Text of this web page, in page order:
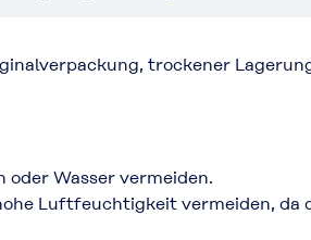
trockener
oder Wasser vermeiden.
Luftfeuchtigkeit vermeiden,